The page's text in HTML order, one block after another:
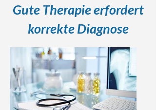
Gute Therapie erfordert
korrekte Diagnose